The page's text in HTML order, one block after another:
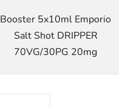
Booster 5x10ml Emporio
Salt Shot DRIPPER
70VG/30PG 20mg